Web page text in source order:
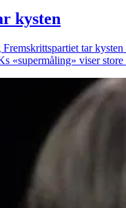
kysten
tar
«supermåling» viser